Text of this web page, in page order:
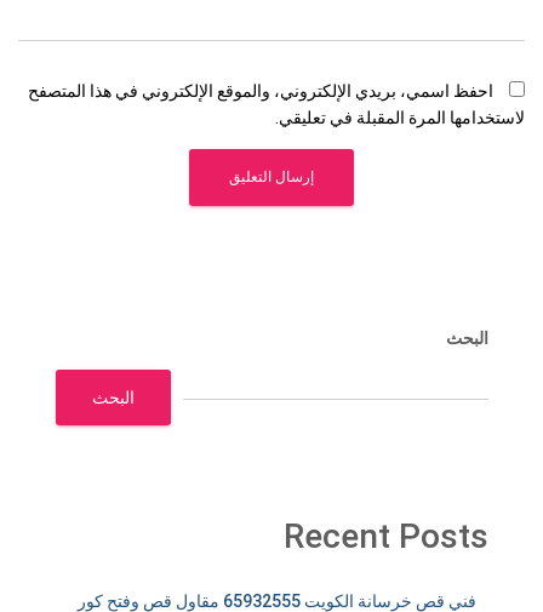
احفظ اسمي، بريدي الإلكتروني، والموقع الإلكتروني في هذا المتصفح
لاستخدامها المرة المقبلة في تعليقي.
البحث
البحث
Recent Posts
فني قص خرسانة الكويت 65932555 مقاول قص وفتح كور